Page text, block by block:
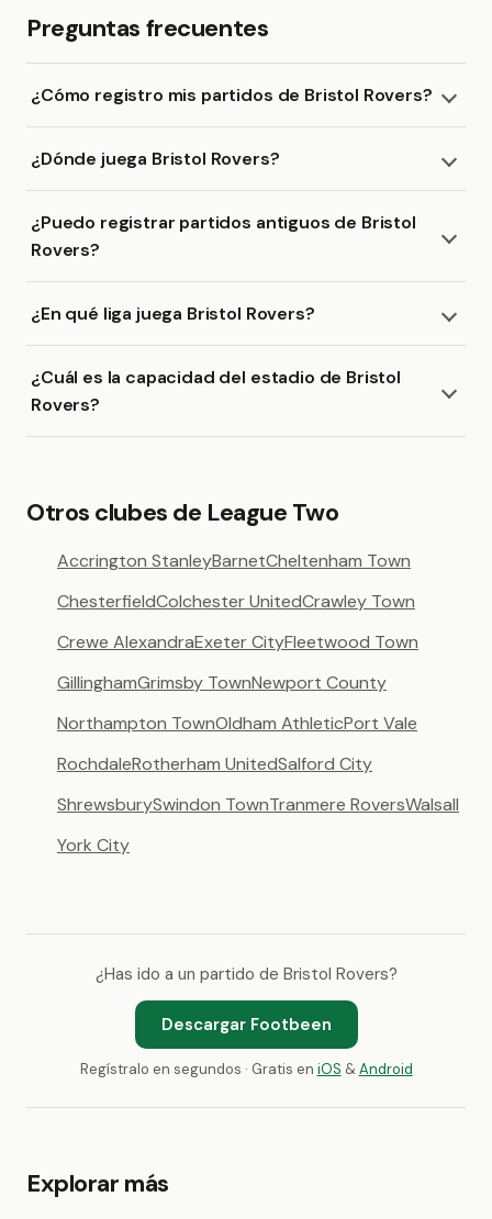
Preguntas frecuentes
¿Cómo registro mis partidos de Bristol Rovers?
¿Dónde juega Bristol Rovers?
¿Puedo registrar partidos antiguos de Bristol
Rovers?
¿En qué liga juega Bristol Rovers?
¿Cuál es la capacidad del estadio de Bristol
Rovers?
Otros clubes de League Two
Accrington StanleyBarnetCheltenham Town
ChesterfieldColchester UnitedCrawley Town
Crewe AlexandraExeter CityFleetwood Town
GillinghamGrimsby TownNewport County
Northampton TownOldham AthleticPort Vale
RochdaleRotherham UnitedSalford City
ShrewsburySwindon TownTranmere RoversWalsall
York City
¿Has ido a un partido de Bristol Rovers?
Descargar Footbeen
Regístralo en segundos · Gratis en iOS &Android
Explorar más